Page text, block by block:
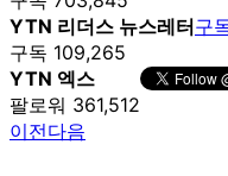
YTN 리더스 뉴스레터
구독 109,265
구
YTN 엑스
팔로워 361,512
이전다음